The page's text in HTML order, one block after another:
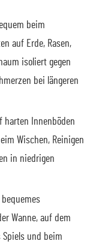
beim
auf Erde, Rasen,
isoliert gegen
bei längeren
harten Innenböden
Wischen, Reinigen
in niedrigen
Wanne, auf dem
und beim